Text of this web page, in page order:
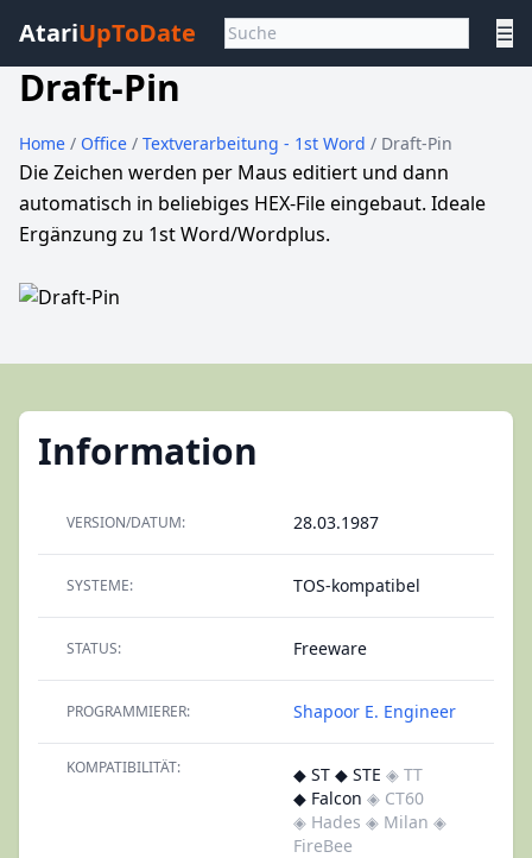
AtariUpToDate ☰
Draft-Pin
Home / Office / Textverarbeitung - 1st Word / Draft-Pin
Die Zeichen werden per Maus editiert und dann
automatisch in beliebiges HEX-File eingebaut. Ideale
Ergänzung zu 1st Word/Wordplus.
Information
VERSION/DATUM: 28.03.1987
SYSTEME: TOS-kompatibel
STATUS: Freeware
PROGRAMMIERER: Shapoor E. Engineer
KOMPATIBILITÄT: ◆ ST ◆ STE ◈ TT
◆ Falcon ◈ CT60
◈ Hades ◈ Milan ◈
FireBee